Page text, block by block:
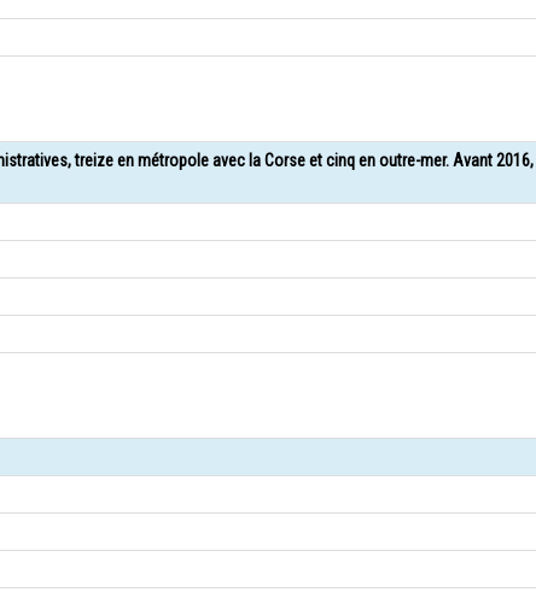
treize en métropole avec la Corse et cinq en outre-mer. Avant